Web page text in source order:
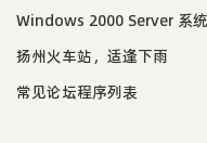
Windows 2000 Server 系
扬州火车站，适逢下雨
常见论坛程序列表